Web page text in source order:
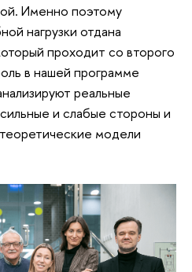
Именно поэтому
нагрузки отдана
проходит со второго
в нашей программе
реальные
и слабые стороны и
модели